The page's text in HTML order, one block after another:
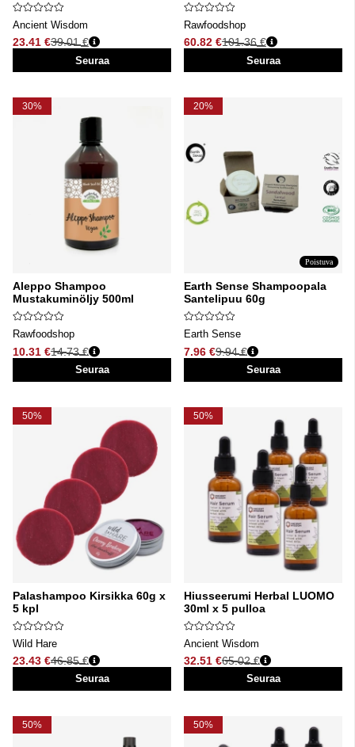
Ancient Wisdom
23.41 €
Normaali hinta
39.01 €
Seuraa
Rawfoodshop
60.82 €
Normaali hinta
101.36 €
Seuraa
30%
Aleppo Shampoo
Mustakuminöljy 500ml
Rawfoodshop
10.31 €
Normaali hinta
14.73 €
Seuraa
20%
Poistuva
Earth Sense Shampoopala
Santelipuu 60g
Earth Sense
7.96 €
Normaali hinta
9.94 €
Seuraa
50%
Palashampoo Kirsikka 60g x
5 kpl
Wild Hare
23.43 €
Normaali hinta
46.85 €
Seuraa
50%
Hiusseerumi Herbal LUOMO
30ml x 5 pulloa
Ancient Wisdom
32.51 €
Normaali hinta
65.02 €
Seuraa
50% 50%